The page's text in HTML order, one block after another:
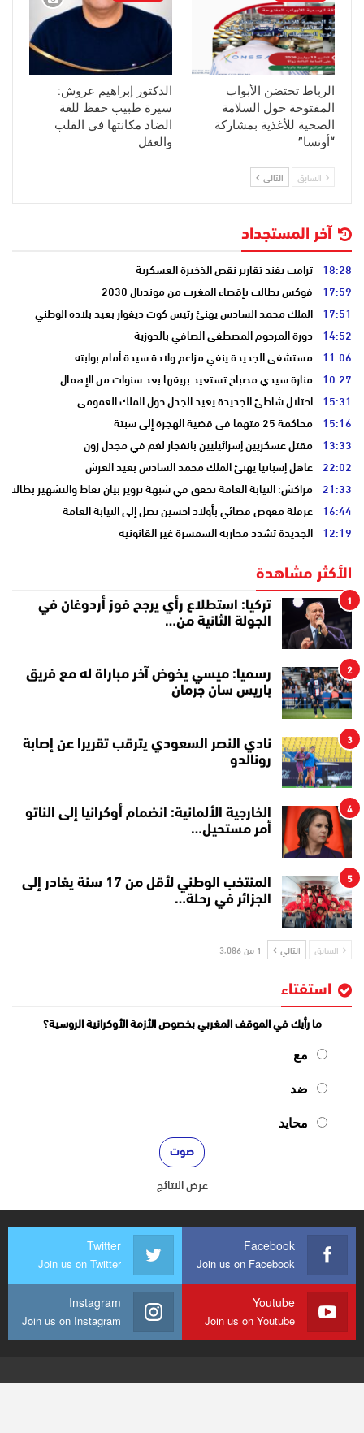
الرباط تحتضن الأبواب
المفتوحة حول السلامة
الصحية للأغذية بمشاركة
“أونسا”
الدكتور إبراهيم عروش:
سيرة طبيب حفظ للغة
الضاد مكانتها في القلب
والعقل
السابق التالي
آخر المستجداد
18:28 ترامب يفند تقارير نقص الذخيرة العسكرية
17:59 فوكس يطالب بإقصاء المغرب من مونديال 2030
17:51 الملك محمد السادس يهنئ رئيس كوت ديفوار بعيد بلاده الوطني
14:52 دورة المرحوم المصطفى الصافي بالحوزية
11:06 مستشفى الجديدة ينفي مزاعم ولادة سيدة أمام بوابته
10:27 منارة سيدي مصباح تستعيد بريقها بعد سنوات من الإهمال
15:31 احتلال شاطئ الجديدة يعيد الجدل حول الملك العمومي
15:16 محاكمة 25 متهما في قضية الهجرة إلى سبتة
13:33 مقتل عسكريين إسرائيليين بانفجار لغم في مجدل زون
22:02 عاهل إسبانيا يهنئ الملك محمد السادس بعيد العرش
21:33 مراكش: النيابة العامة تحقق في شبهة تزوير بيان نقاط والتشهير بطالب
16:44 عرقلة مفوض قضائي بأولاد احسين تصل إلى النيابة العامة
12:19 الجديدة تشدد محاربة السمسرة غير القانونية
الأكثر مشاهدة
1
تركيا: استطلاع رأي يرجح فوز أردوغان في
الجولة الثانية من…
2
رسميا: ميسي يخوض آخر مباراة له مع فريق
باريس سان جرمان
3
نادي النصر السعودي يترقب تقريرا عن إصابة
رونالدو
4
الخارجية الألمانية: انضمام أوكرانيا إلى الناتو
أمر مستحيل…
5
المنتخب الوطني لأقل من 17 سنة يغادر إلى
الجزائر في رحلة…
السابق التالي 1 من 3٬086
استفتاء
ما رأيك في الموقف المغربي بخصوص الأزمة الأوكرانية الروسية؟
مع
ضد
محايد
عرض النتائج
Facebook
Join us on Facebook
Twitter
Join us on Twitter
Youtube
Join us on Youtube
Instagram
Join us on Instagram